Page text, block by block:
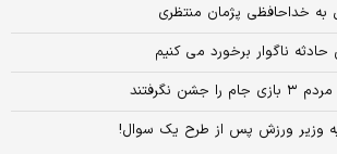
به خداحافظی پژمان منتظری
ناگوار برخورد می کنیم
نگرفتند
وزیر ورزش پس از طرح یک سوال!